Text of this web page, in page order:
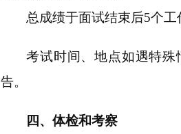
总成绩于面试结束后5个工
考试时间、地点如遇特
告。
四、体检和考察